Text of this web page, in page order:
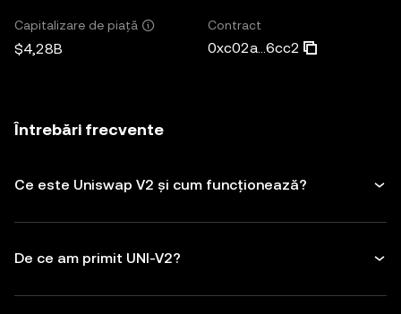
Capitalizare de piață
$4,28B
Contract
0xc02a...6cc2
Întrebări frecvente
Ce este Uniswap V2 și cum funcționează?
De ce am primit UNI-V2?